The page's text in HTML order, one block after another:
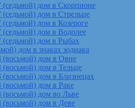
(седьмой) дом в Скорпионе
(седьмой) дом в Стрельце
(седьмой) дом в Козероге
(седьмой) дом в Водолее
(седьмой) дом в Рыбах
дом в знаках зодиака
(восьмой) дом в Овне
(восьмой) дом в Тельце
(восьмой) дом в Близнецах
(восьмой) дом в Раке
(восьмой) дом во Льве
(восьмой) дом в Деве